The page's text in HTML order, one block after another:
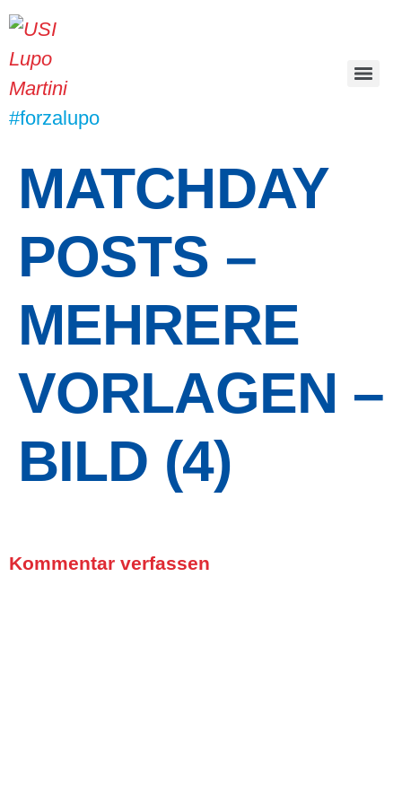
#forzalupo
MATCHDAY
POSTS –
MEHRERE
VORLAGEN –
BILD (4)
Kommentar verfassen